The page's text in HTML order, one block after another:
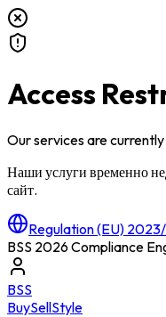
Access
Our services are
Наши услуги временно
сайт.
Regulation (EU) 2023/
BSS 2026 Compliance
BSS
BuySellStyle